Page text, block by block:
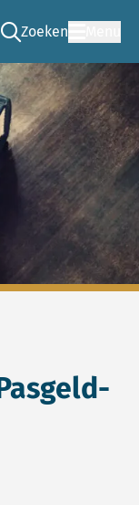
Zoeken
Ga naar de zoek